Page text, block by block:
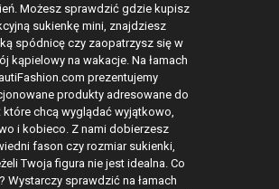
Możesz sprawdzić gdzie kupisz
sukienkę mini, znajdziesz
spódnicę czy zaopatrzysz się w
kąpielowy na wakacje. Na łamach
prezentujemy
produkty adresowane do
które chcą wyglądać wyjątkowo,
i kobieco. Z nami dobierzesz
fason czy rozmiar sukienki,
Twoja figura nie jest idealna. Co
Wystarczy sprawdzić na łamach